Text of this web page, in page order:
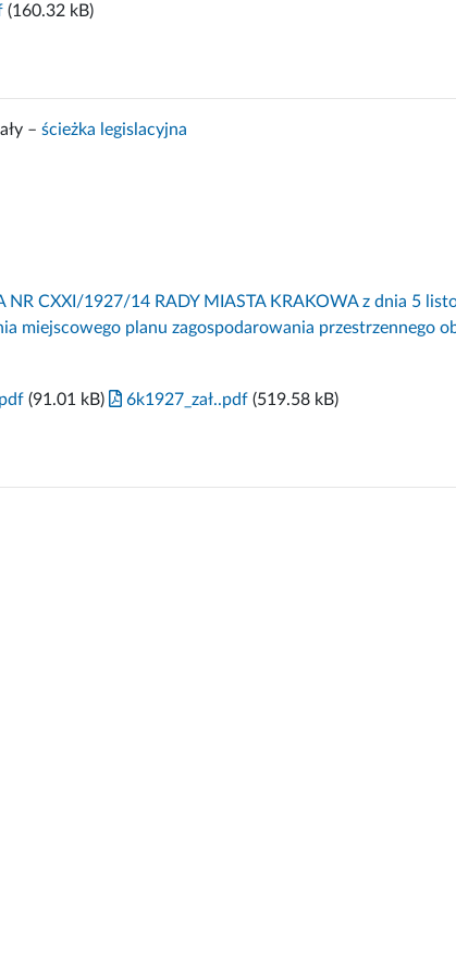
(160.32 kB)
– ścieżka legislacyjna
NR CXXI/1927/14 RADY MIASTA KRAKOWA z dnia 5
miejscowego planu zagospodarowania przestrzennego
(91.01 kB) 6k1927_zał..pdf (519.58 kB)